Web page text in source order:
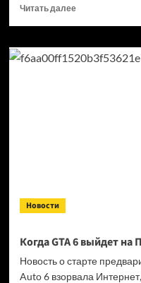
Читать далееПрочитать
Кандидат
в президенты
Новости
Когда GTA 6 выйдет на
Новость о старте
Auto 6 взорвала